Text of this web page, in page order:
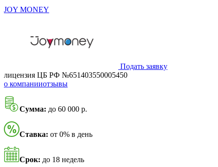
JOY MONEY
Подать заявку
лицензия ЦБ РФ №651403550005450
о компанииотзывы
Сумма: до 60 000 р.
Ставка: от 0% в день
Срок: до 18 недель